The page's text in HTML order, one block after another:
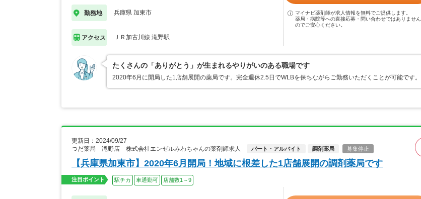
勤務地 兵庫県 加東市
アクセス ＪＲ加古川線 滝野駅
マイナビ薬剤師が求人情報を無料でご提供します。
薬局・病院等への直接応募・問い合わせではありません
のでご安心ください。
たくさんの「ありがとう」が生まれるやりがいのある職場です
2020年6月に開局した1店舗展開の薬局です。完全週休2.5日でWLBを保ちながらご勤務いただくことが可能です。
更新日：2024/09/27
つだ薬局 滝野店 株式会社エンゼルみわちゃんの薬剤師求人
パート・アルバイト 調剤薬局 募集停止
【兵庫県加東市】2020年6月開局！地域に根差した1店舗展開の調剤薬局です
注目ポイント 駅チカ 車通勤可 店舗数1～9